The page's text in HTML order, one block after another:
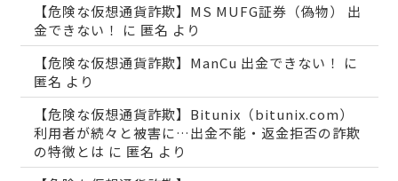
【危険な仮想通貨詐欺】MS MUFG証券（偽物） 出
金できない！
に 匿名 より
【危険な仮想通貨詐欺】ManCu 出金できない！
に
匿名 より
【危険な仮想通貨詐欺】Bitunix（bitunix.com）
利用者が続々と被害に…出金不能・返金拒否の詐欺
の特徴とは に 匿名 より